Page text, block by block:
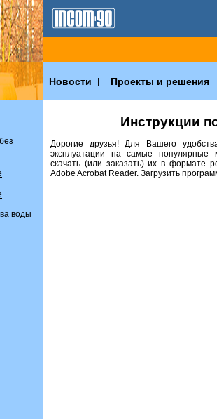
Новости Проекты и решения
воды
Инструкции
Дорогие друзья! Для Вашего
эксплуатации на самые
скачать (или заказать) их в формате
Аdobe Acrobat Reader. Загрузить